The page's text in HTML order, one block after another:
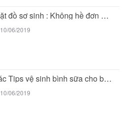
Giặt đồ sơ sinh : Không hề đơn giản...
10/06/2019
Các Tips vệ sinh bình sữa cho bé đúng...
10/06/2019